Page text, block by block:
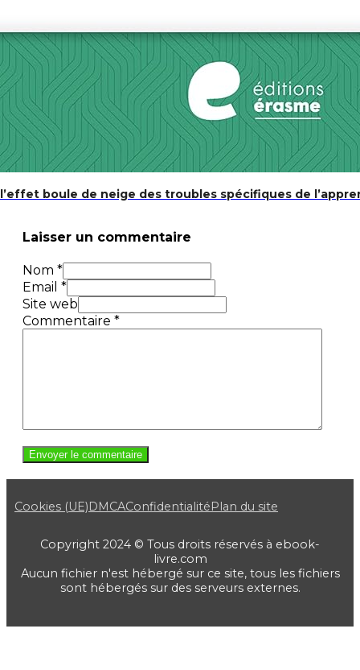
boule de neige des troubles spécifiques de
Laisser un commentaire
Nom *
Email *
Site web
Commentaire *
Cookies (UE)DMCAConfidentialitéPlan du site
Copyright 2024 © Tous droits réservés à ebook-
livre.com
Aucun fichier n'est hébergé sur ce site, tous les fichiers
sont hébergés sur des serveurs externes.